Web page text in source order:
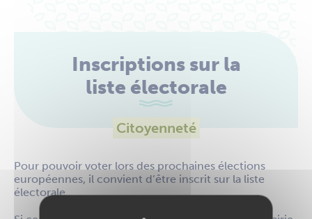
Inscriptions sur la
liste électorale
Citoyenneté
Pour pouvoir voter lors des prochaines élections
européennes, il convient d’être inscrit sur la liste
électorale.